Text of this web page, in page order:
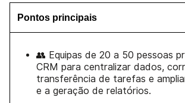
Pontos principais
👥 Equipas de 20 a 50 pessoas
CRM para centralizar dados,
transferência de tarefas e
e a geração de relatórios.